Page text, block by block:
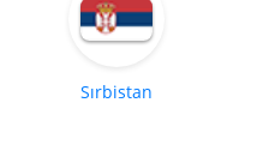
Sırbistan